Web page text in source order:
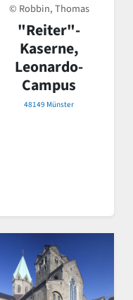
© Robbin, Thomas
"Reiter"-
Kaserne,
Leonardo-
Campus
48149 Münster